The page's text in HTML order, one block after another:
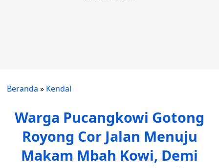
Beranda » Kendal
Warga Pucangkowi Gotong
Royong Cor Jalan Menuju
Makam Mbah Kowi, Demi